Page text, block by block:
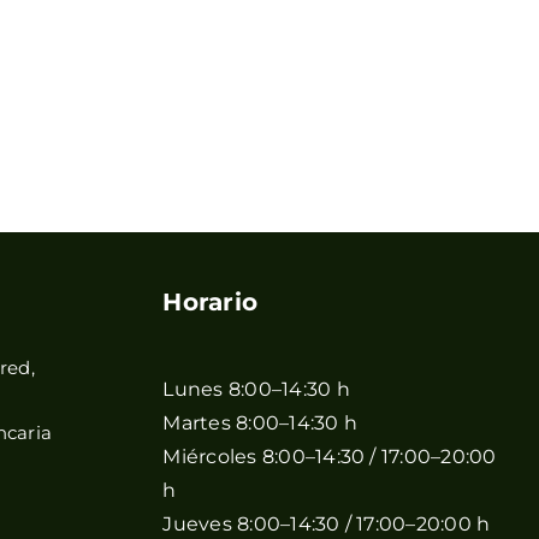
Horario
Lunes 8:00–14:30 h
Martes 8:00–14:30 h
Miércoles 8:00–14:30 / 17:00–20:00
h
Jueves 8:00–14:30 / 17:00–20:00 h